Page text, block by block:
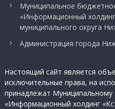
Муниципальное
«Информационный
муниципального округа
Администрация города
Настоящий сайт является
исключительные права, на
принадлежат
«Информационный холдинг